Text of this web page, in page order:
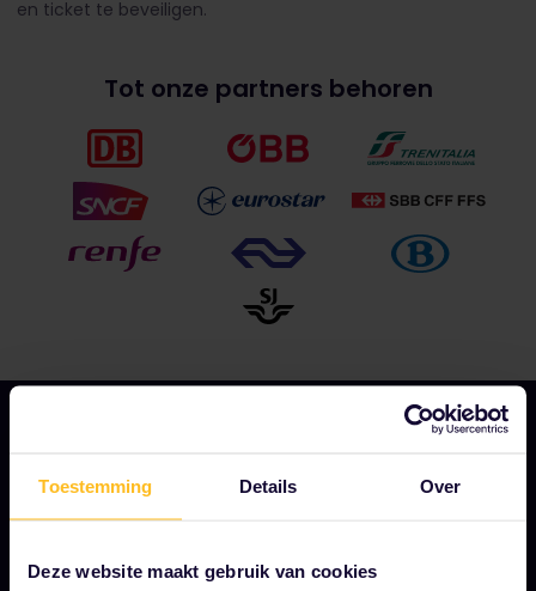
Toestemming Details Over
Deze website maakt gebruik van cookies
en ticket te beveiligen.
Tot onze partners behoren
ONS BEDRIJF